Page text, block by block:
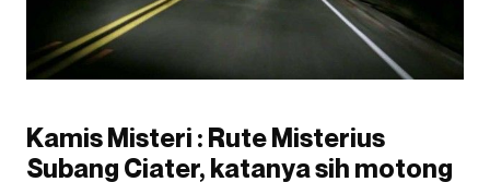
Kamis Misteri : Rute Misterius
Subang Ciater, katanya sih motong